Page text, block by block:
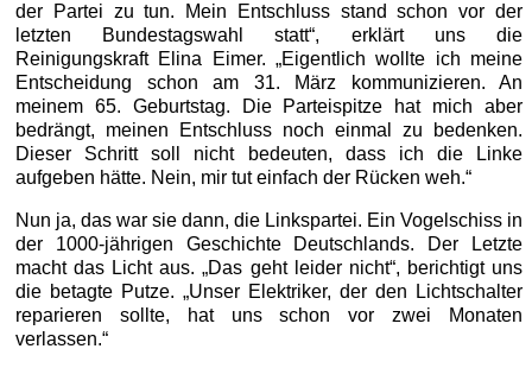
der Partei zu tun. Mein Entschluss stand schon vor der
letzten Bundestagswahl statt“, erklärt uns die
Reinigungskraft Elina Eimer. „Eigentlich wollte ich meine
Entscheidung schon am 31. März kommunizieren. An
meinem 65. Geburtstag. Die Parteispitze hat mich aber
bedrängt, meinen Entschluss noch einmal zu bedenken.
Dieser Schritt soll nicht bedeuten, dass ich die Linke
aufgeben hätte. Nein, mir tut einfach der Rücken weh.“
Nun ja, das war sie dann, die Linkspartei. Ein Vogelschiss in
der 1000-jährigen Geschichte Deutschlands. Der Letzte
macht das Licht aus. „Das geht leider nicht“, berichtigt uns
die betagte Putze. „Unser Elektriker, der den Lichtschalter
reparieren sollte, hat uns schon vor zwei Monaten
verlassen.“